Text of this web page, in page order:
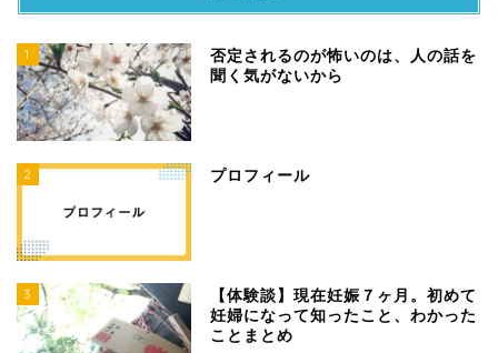
1
否定されるのが怖いのは、人の話を
聞く気がないから
2 プロフィール
3
【体験談】現在妊娠７ヶ月。初めて
妊婦になって知ったこと、わかった
ことまとめ